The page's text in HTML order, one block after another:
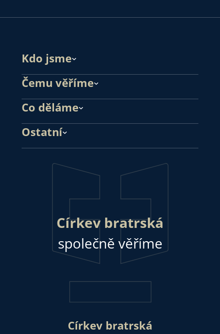
Kdo jsme
Čemu věříme
Co děláme
Ostatní
Církev bratrská
společně věříme
Církev bratrská